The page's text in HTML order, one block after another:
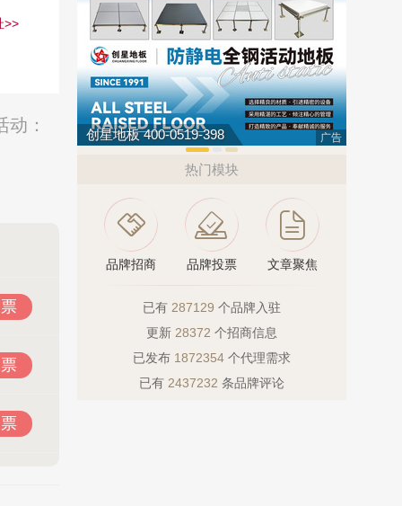
>>
： 创星地板 400-0519-398 广告
热门模块
品牌招商 品牌投票 文章聚焦
已有 287129 个品牌入驻
更新 28372 个招商信息
已发布 1872354 个代理需求
已有 2437232 条品牌评论